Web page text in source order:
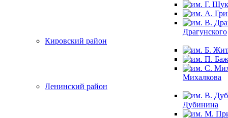
Драгунского
Кировский район
Михалкова
Ленинский район
Дубинина